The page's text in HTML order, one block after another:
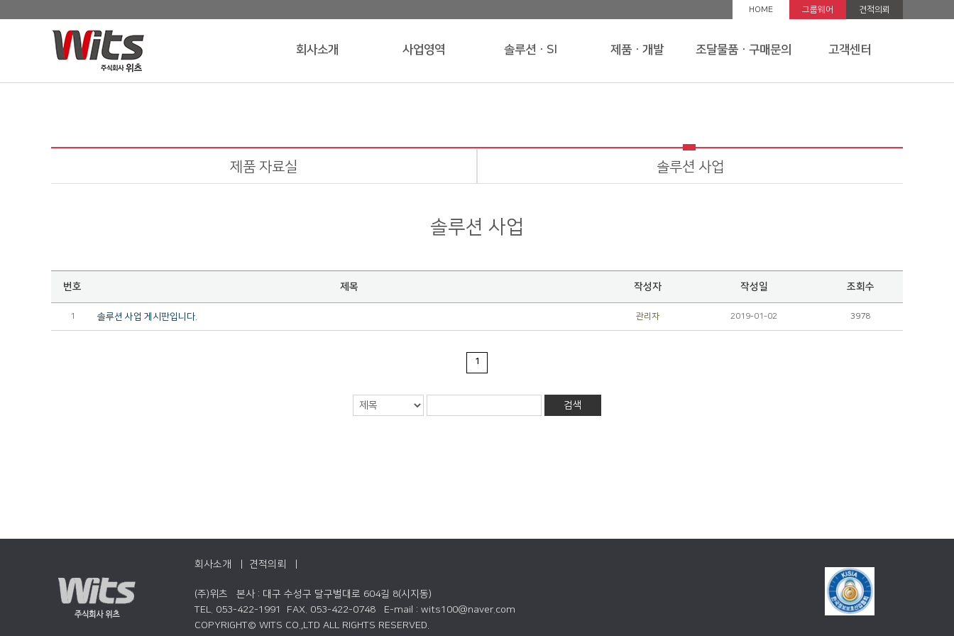
HOME 그룹웨어 견적의뢰
회사소개 사업영역 솔루션ㆍSI 제품ㆍ개발 조달물품ㆍ구매문의 고객센터
제품 자료실 솔루션 사업
솔루션 사업
번호 제목 작성자 작성일 조회수
1 솔루션 사업 게시판입니다. 관리자 2019-01-02 3978
1
회사소개 | 견적의뢰 |
(주)위츠 본사 : 대구 수성구 달구벌대로 604길 8(시지동)
TEL. 053-422-1991 FAX. 053-422-0748 E-mail : wits100@naver.com
COPYRIGHT© WITS CO.,LTD ALL RIGHTS RESERVED.